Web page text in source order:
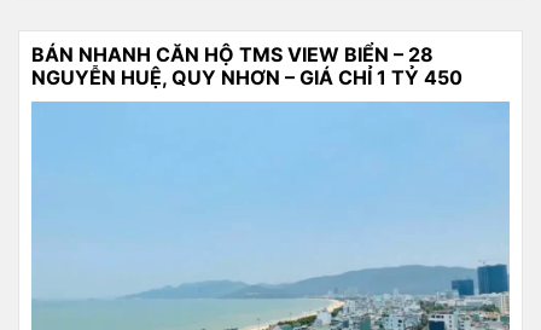
BÁN NHANH CĂN HỘ TMS VIEW BIỂN – 28
NGUYỄN HUỆ, QUY NHƠN – GIÁ CHỈ 1 TỶ 450